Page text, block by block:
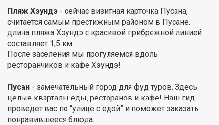
Пляж Хэундэ - сейчас визитная карточка Пусана,
считается самым престижным районом в Пусане,
длина пляжа Хэундэ с красивой прибрежной линией
составляет 1,5 км.
После заселения мы прогуляемся вдоль
ресторанчиков и кафе Хэундэ!
Пусан - замечательный город для фуд туров. Здесь
целые кварталы еды, ресторанов и кафе! Наш гид
проведет вас по “улице с едой” и поможет заказать
понравившееся блюда.